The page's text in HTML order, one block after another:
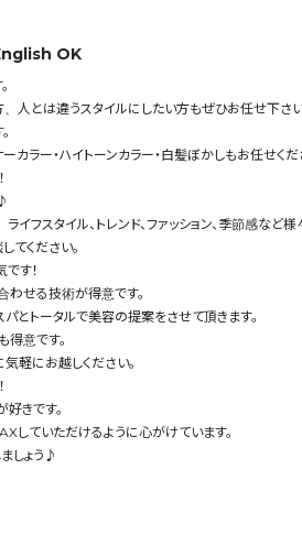
English OK
人とは違うスタイルにしたい方もぜひお任せ下さい
カラー・ハイトーンカラー・白髪ぼかしもお任せくだ
フスタイル、トレンド、ファッション、季節感など
てください。
す！
わせる技術が得意です。
パとトータルで美容の提案をさせて頂きます。
得意です。
軽にお越しください。
好きです。
していただけるように心がけています。
しょう♪